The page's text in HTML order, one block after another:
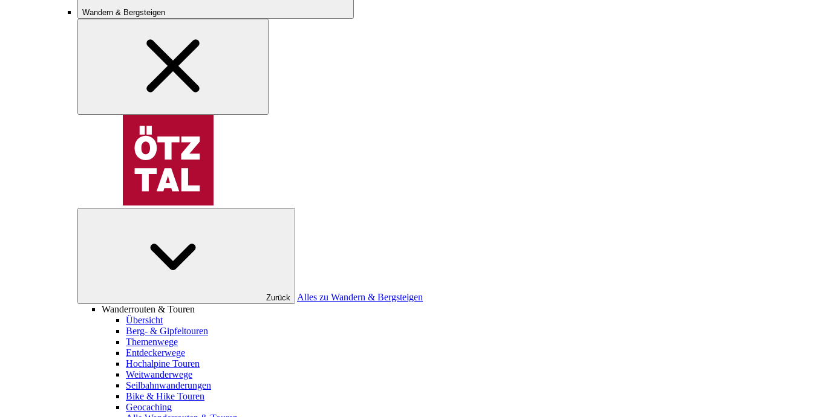
Wandern & Bergsteigen
Zurück
Alles zu Wandern & Bergsteigen
Wanderrouten & Touren
Übersicht
Berg- & Gipfeltouren
Themenwege
Entdeckerwege
Hochalpine Touren
Weitwanderwege
Seilbahnwanderungen
Bike & Hike Touren
Geocaching